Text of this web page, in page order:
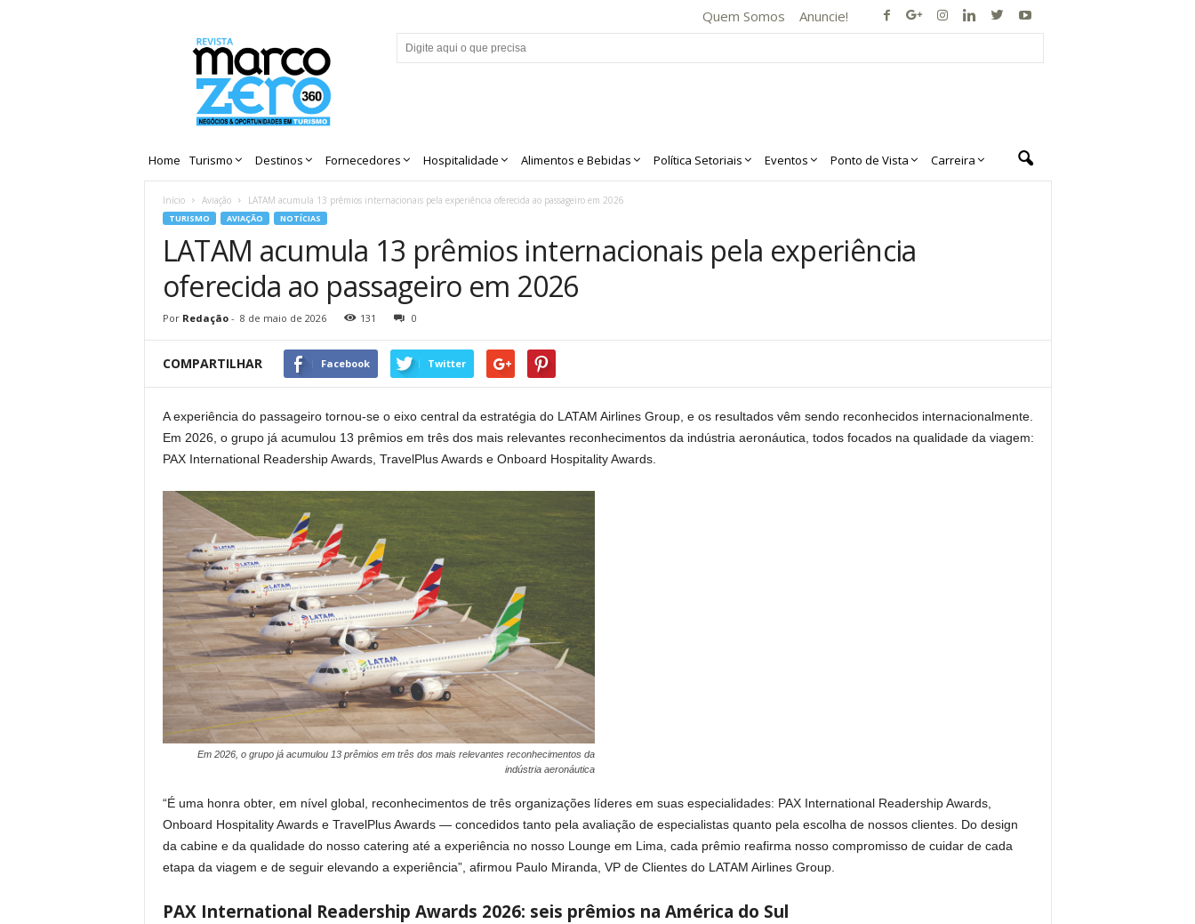
Quem Somos Anuncie!
Home Turismo Destinos Fornecedores Hospitalidade Alimentos e Bebidas Política Setoriais Eventos Ponto de Vista Carreira
Início Aviação LATAM acumula 13 prêmios internacionais pela experiência oferecida ao passageiro em 2026
TURISMO AVIAÇÃO NOTÍCIAS
LATAM acumula 13 prêmios internacionais pela experiência
oferecida ao passageiro em 2026
Por Redação- 8 de maio de 2026 131 0
COMPARTILHAR Facebook Twitter
A experiência do passageiro tornou-se o eixo central da estratégia do LATAM Airlines Group, e os resultados vêm sendo reconhecidos internacionalmente.
Em 2026, o grupo já acumulou 13 prêmios em três dos mais relevantes reconhecimentos da indústria aeronáutica, todos focados na qualidade da viagem:
PAX International Readership Awards, TravelPlus Awards e Onboard Hospitality Awards.
Em 2026, o grupo já acumulou 13 prêmios em três dos mais relevantes reconhecimentos da
indústria aeronáutica
“É uma honra obter, em nível global, reconhecimentos de três organizações líderes em suas especialidades: PAX International Readership Awards,
Onboard Hospitality Awards e TravelPlus Awards — concedidos tanto pela avaliação de especialistas quanto pela escolha de nossos clientes. Do design
da cabine e da qualidade do nosso catering até a experiência no nosso Lounge em Lima, cada prêmio reafirma nosso compromisso de cuidar de cada
etapa da viagem e de seguir elevando a experiência”, afirmou Paulo Miranda, VP de Clientes do LATAM Airlines Group.
PAX International Readership Awards 2026: seis prêmios na América do Sul